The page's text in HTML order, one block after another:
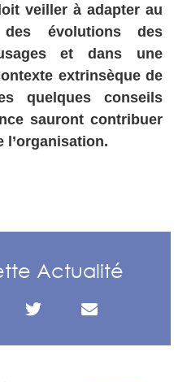
veiller à adapter au
évolutions des
et dans une
extrinsèque de
quelques conseils
sauront contribuer
l’organisation.
Actualité